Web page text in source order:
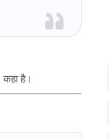
है।